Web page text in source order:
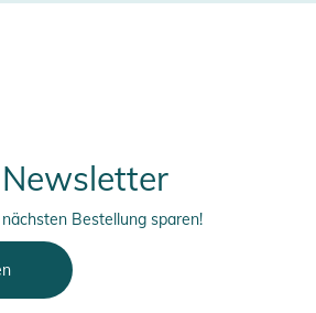
Bestellung sparen!